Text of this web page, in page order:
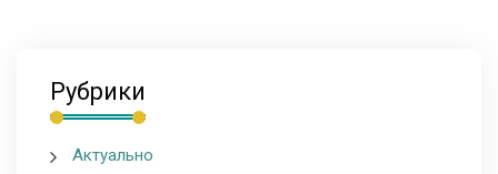
Рубрики
Актуально